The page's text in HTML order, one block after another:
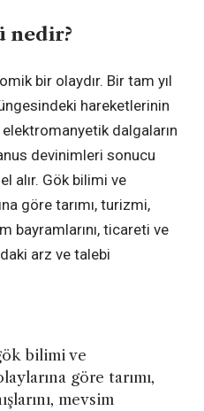
nedir?
bir olaydır. Bir tam yıl
hareketlerinin
elektromanyetik dalgaların
devinimleri sonucu
alır. Gök bilimi ve
göre tarımı, turizmi,
bayramlarını, ticareti ve
arz ve talebi
bilimi ve
göre tarımı,
mevsim